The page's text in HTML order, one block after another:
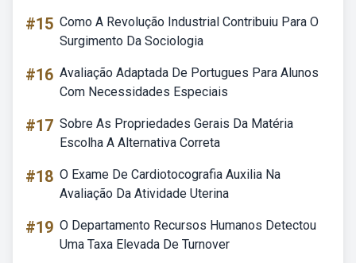
#15 Como A Revolução Industrial Contribuiu Para O
Surgimento Da Sociologia
#16 Avaliação Adaptada De Portugues Para Alunos
Com Necessidades Especiais
#17 Sobre As Propriedades Gerais Da Matéria
Escolha A Alternativa Correta
#18 O Exame De Cardiotocografia Auxilia Na
Avaliação Da Atividade Uterina
#19 O Departamento Recursos Humanos Detectou
Uma Taxa Elevada De Turnover